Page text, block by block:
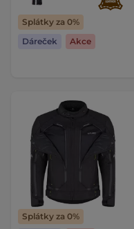
Splátky za 0%
Dáreček
Akce
Splátky za 0%